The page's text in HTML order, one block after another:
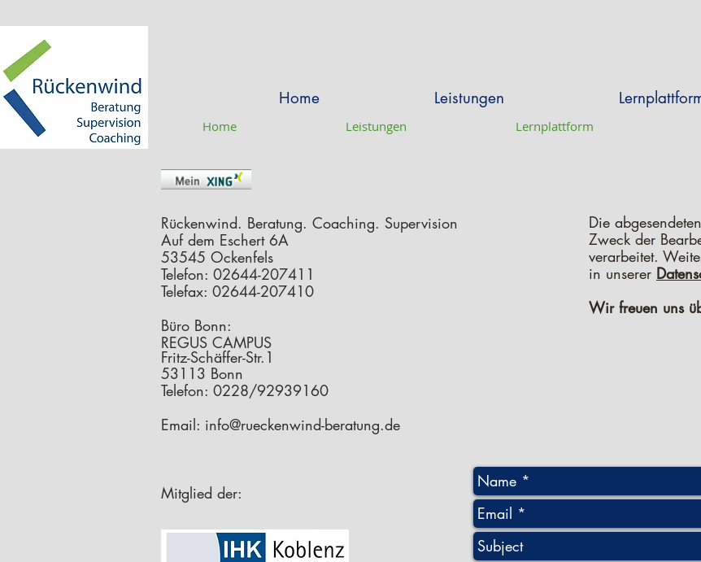
Home Leistungen
Home Leistungen Lernplattform
Rückenwind. Beratung. Coaching. Supervision
Auf dem Eschert 6A
53545 Ockenfels
Telefon: 02644-207411
Telefax: 02644-207410
Büro Bonn:
REGUS CAMPUS
Fritz-Schäffer-Str.1
53113 Bonn
Telefon: 0228/92939160
Email: info@rueckenwind-beratung.de
Mitglied der:
Die
Zweck der
verarbeitet.
in unserer
Wir freuen uns